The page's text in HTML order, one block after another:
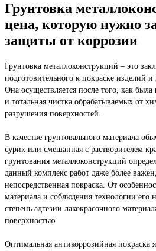
Грунтовка
цена, которую нужно
защиты от коррозии
Грунтовка металлоконструкций – это
подготовительного к покраске изделий и
Она осуществляется после того, как
и тотальная чистка обрабатываемых от
разрушения поверхностей.
В качестве грунтовального материала
сурик или смешанная с растворителем
грунтования металлоконструкций
данный комплекс работ даже более
непосредственная покраска. От
материала и соблюдения технологии его
степень адгезии лакокрасочного
поверхностью.
Оптимальная антикоррозийная покраска